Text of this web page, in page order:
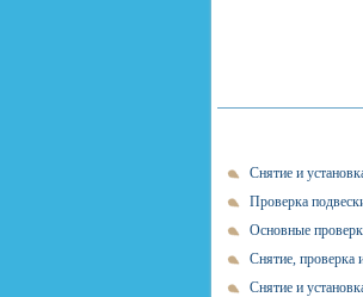
Снятие и
Проверка
Основные
Снятие, проверка
Снятие и